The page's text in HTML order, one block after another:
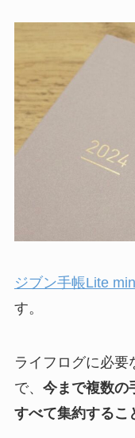
ジブン手帳Lite
す。
ライフログに必要
で、 今まで複数の
すべて集約するこ